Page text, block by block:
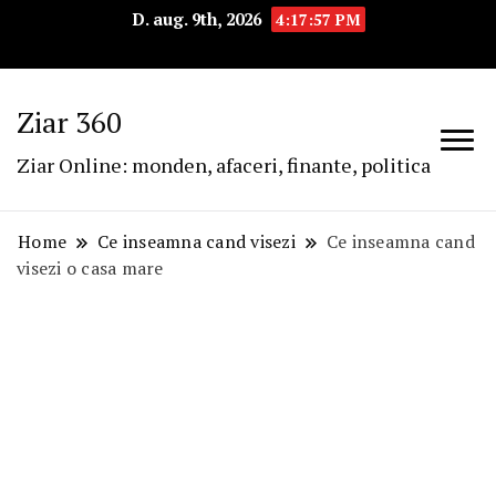
D. aug. 9th, 2026 4:17:58 PM
Ziar 360
Ziar Online: monden, afaceri, finante, politica
Home Ce inseamna cand visezi
Ce inseamna cand
visezi o casa mare